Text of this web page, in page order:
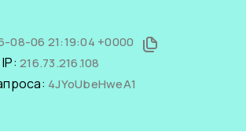
08-06 21:19:04 +0000
216.73.216.108
4JYoUbeHweA1